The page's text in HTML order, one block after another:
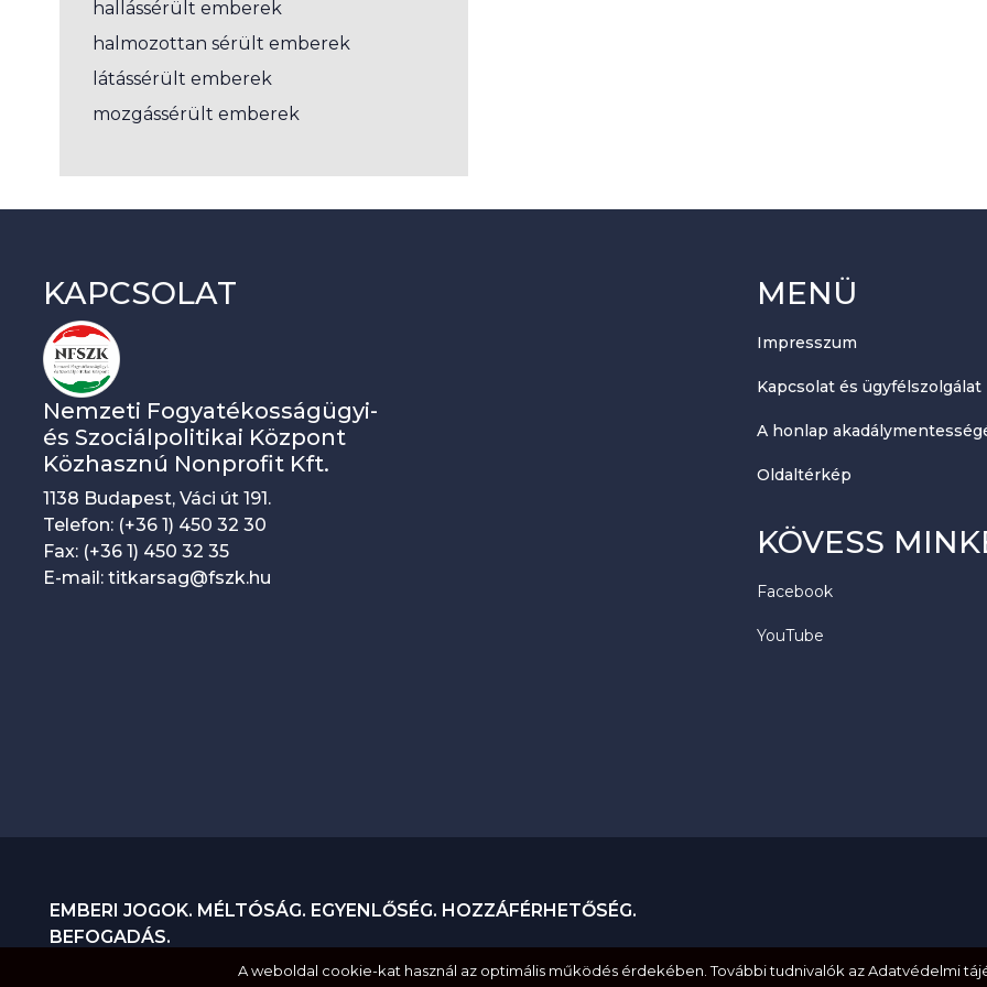
hallássérült emberek
halmozottan sérült emberek
látássérült emberek
mozgássérült emberek
KAPCSOLAT
Nemzeti Fogyatékosságügyi-
és Szociálpolitikai Központ
Közhasznú Nonprofit Kft.
1138 Budapest, Váci út 191.
Telefon: (+36 1) 450 32 30
Fax: (+36 1) 450 32 35
E-mail: titkarsag@fszk.hu
MENÜ
Impresszum
Kapcsolat és ügyfélszolgálat
A honlap
Oldaltérkép
KÖVESS
Facebook
YouTube
EMBERI JOGOK. MÉLTÓSÁG. EGYENLŐSÉG. HOZZÁFÉRHETŐSÉG.
BEFOGADÁS.
A weboldal cookie-kat használ az optimális működés érdekében. További tudnivalók az Adatvédelmi